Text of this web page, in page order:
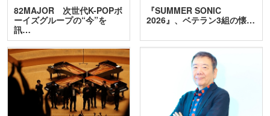
82MAJOR 次世代K-POPボ
ーイズグループの“今”を
訊…
『SUMMER SONIC
2026』、ベテラン3組の懐…